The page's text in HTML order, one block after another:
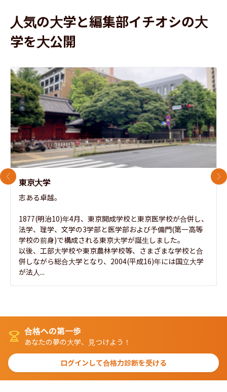
人気の大学と編集部イチオシの大
学を大公開
東京大学
志ある卓越。
1877(明治10)年4月、東京開成学校と東京医学校が合併し、
法学、理学、文学の3学部と医学部および予備門(第一高等
学校の前身)で構成される東京大学が誕生しました。
以後、工部大学校や東京農林学校等、さまざまな学校と合
併しながら総合大学となり、2004(平成16)年には国立大学
が法人...
前のスライド 次
合格への第一歩
あなたの夢の大学、見つけよう！
ログインして合格力診断を受ける